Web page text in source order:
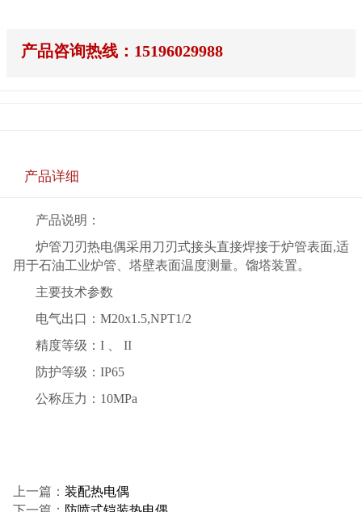
产品咨询热线：15196029988
产品详细
产品说明：
炉管刀刃热电偶采用刀刃式接头直接焊接于炉管表面,适
用于石油工业炉管、塔壁表面温度测量。馏塔装置。
主要技术参数
电气出口：M20x1.5,NPT1/2
精度等级：I 、 II
防护等级：IP65
公称压力：10MPa
上一篇： 装配热电偶